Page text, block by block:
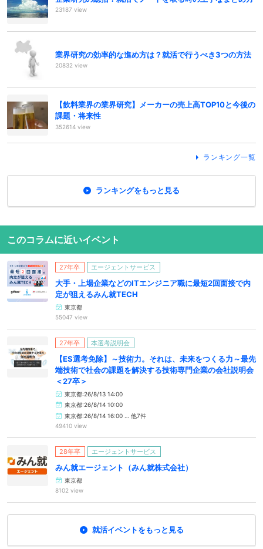
23187 view
業界研究の効率的な進め方は？就活で行うべき3つの方法
20832 view
【飲料業界の業界研究】メーカーの売上高TOP10と今後の
課題・将来性
352614 view
ランキング一覧
ランキングをもっと見る
このコラムに近いイベント
27年卒 エージェントサービス
大手・上場企業などのITエンジニア職に最短2回面接で内
定が狙えるみん就TECH
東京都
55047 view
27年卒 本選考説明会
【ES選考免除】～技術力。それは、未来をつくる力～最先
端技術で社会の課題を解決する技術専門企業の会社説明会
＜27卒＞
東京都:26/8/13 14:00
東京都:26/8/14 10:00
東京都:26/8/14 16:00 … 他7件
49410 view
28年卒 エージェントサービス
みん就エージェント（みん就株式会社）
東京都
8102 view
就活イベントをもっと見る